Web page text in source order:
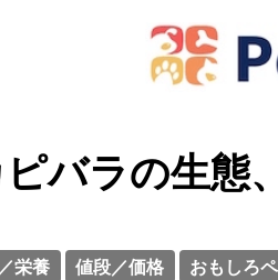
ピバラの生態
栄養 値段／価格 おもしろ